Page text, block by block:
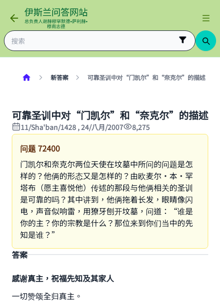
新答案 可靠圣训中对“门凯尔”和“奈克尔”的描述
可靠圣训中对“门凯尔”和“奈克尔”的描述
11/Sha'ban/1428 , 24/八月/2007 8,275
问题72400
门凯尔和奈克尔两位天使在坟墓中所问的问题是怎
样的？他俩的形态又是怎样的？由欧麦尔·本·罕
塔布（愿主喜悦他）传述的那段与他俩相关的圣训
是可靠的吗？其中讲到，他俩拖着长发，眼睛像闪
电，声音似响雷，用獠牙刨开坟墓，问道：“谁是
你的主？你的宗教是什么？那位来到你们当中的先
知是谁？”
答案
感谢真主，祝福先知及其家人
一切赞颂全归真主。